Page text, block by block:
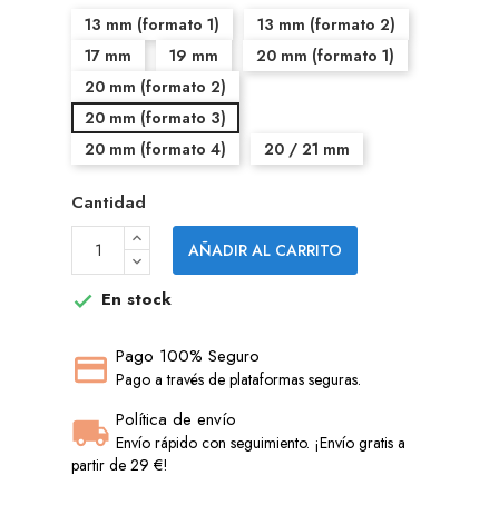
13 mm (formato 1)
13 mm (formato 2)
17 mm
19 mm
20 mm (formato 1)
20 mm (formato 2)
20 mm (formato 3)
20 mm (formato 4)
20 / 21 mm
Cantidad
AÑADIR AL CARRITO
 En stock
Pago 100% Seguro
Pago a través de plataformas seguras.
Política de envío
Envío rápido con seguimiento. ¡Envío gratis a
partir de 29 €!